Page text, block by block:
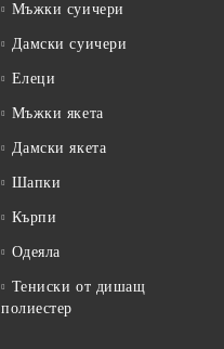
Мъжки суичери
Дамски суичери
Елеци
Мъжки якета
Дамски якета
Шапки
Кърпи
Одеяла
Тениски от дишащ
полиестер